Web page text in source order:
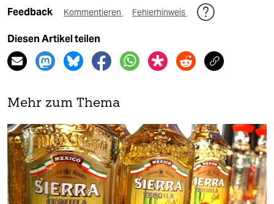
Feedback Kommentieren Fehlerhinweis
Diesen Artikel teilen
Mehr zum Thema